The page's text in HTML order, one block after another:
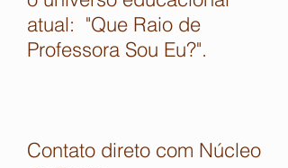
atual: "Que Raio de
Professora Sou Eu?".
Contato direto com Núcleo